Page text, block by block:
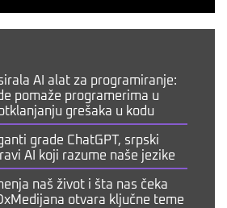
AI alat za programiranje:
pomaže programerima u
grešaka u kodu
grade ChatGPT, srpski
AI koji razume naše jezike
naš život i šta nas čeka
otvara ključne teme